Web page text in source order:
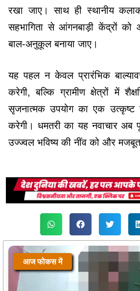
रखा जाए। साथ ही स्थानीय
सहभागिता से आंगनबाड़ी केंद्रों को
बाल-अनुकूल बनाया जाए।
यह पहल न केवल प्रारंभिक
करेगी, बल्कि ग्रामीण क्षेत्रों में
सृजनात्मक उपयोग का एक उत्कृष्ट
करेगी। धमतरी का यह नवाचार अब
उज्ज्वल भविष्य की नींव को और
आज फोकस में
आज फोकस में